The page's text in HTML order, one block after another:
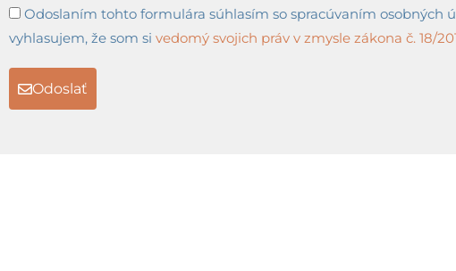
Odoslaním tohto formulára súhlasím so spracúvaním osobných
vyhlasujem, že som si vedomý svojich práv v zmysle zákona č. 18/
Odoslať